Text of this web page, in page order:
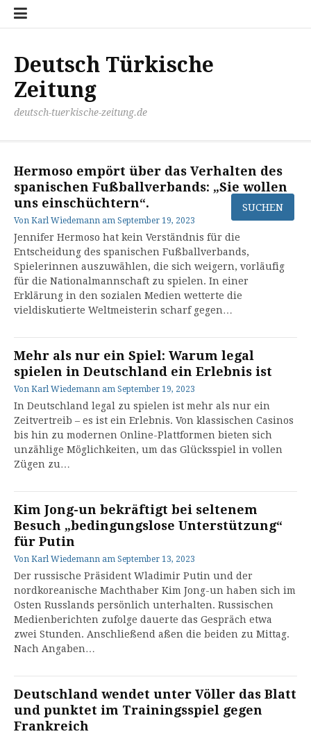
Zum
Inhalt
Deutsch Türkische
Zeitung
deutsch-tuerkische-zeitung.de
Hermoso empört über das Verhalten des
spanischen Fußballverbands: „Sie wollen
uns einschüchtern“.
Von Karl Wiedemann am September 19, 2023
Jennifer Hermoso hat kein Verständnis für die
Entscheidung des spanischen Fußballverbands,
Spielerinnen auszuwählen, die sich weigern, vorläufig
für die Nationalmannschaft zu spielen. In einer
Erklärung in den sozialen Medien wetterte die
vieldiskutierte Weltmeisterin scharf gegen…
Mehr als nur ein Spiel: Warum legal
spielen in Deutschland ein Erlebnis ist
Von Karl Wiedemann am September 19, 2023
In Deutschland legal zu spielen ist mehr als nur ein
Zeitvertreib – es ist ein Erlebnis. Von klassischen Casinos
bis hin zu modernen Online-Plattformen bieten sich
unzählige Möglichkeiten, um das Glücksspiel in vollen
Zügen zu…
Kim Jong-un bekräftigt bei seltenem
Besuch „bedingungslose Unterstützung“
für Putin
Von Karl Wiedemann am September 13, 2023
Der russische Präsident Wladimir Putin und der
nordkoreanische Machthaber Kim Jong-un haben sich im
Osten Russlands persönlich unterhalten. Russischen
Medienberichten zufolge dauerte das Gespräch etwa
zwei Stunden. Anschließend aßen die beiden zu Mittag.
Nach Angaben…
Deutschland wendet unter Völler das Blatt
und punktet im Trainingsspiel gegen
Frankreich